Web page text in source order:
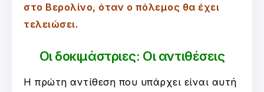
στο Βερολίνο, όταν ο πόλεμος θα έχει
τελειώσει.
Οι δοκιμάστριες: Οι αντιθέσεις
Η πρώτη αντίθεση που υπάρχει είναι αυτή